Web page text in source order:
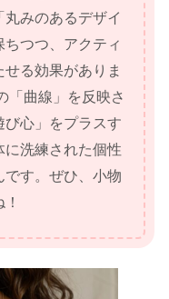
みのあるデザイ
つつ、アクティ
る効果がありま
「曲線」を反映さ
心」をプラスす
に洗練された個性
です。ぜひ、小物